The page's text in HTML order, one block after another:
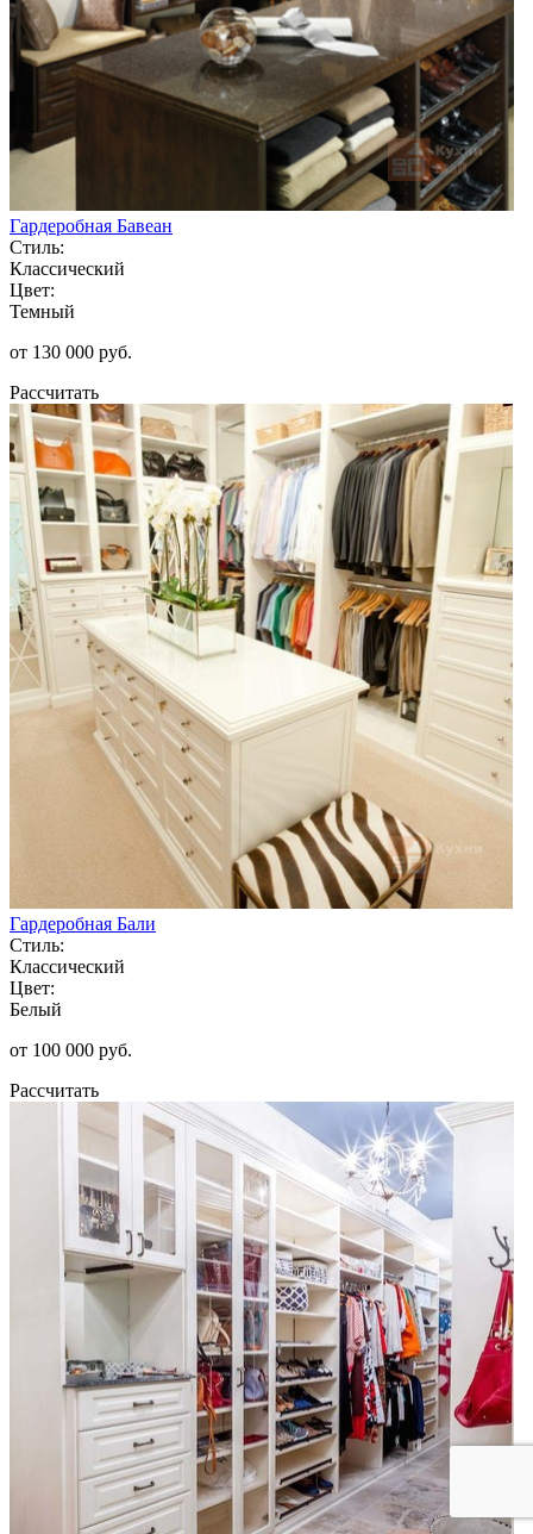
Гардеробная Бавеан
Стиль:
Классический
Цвет:
Темный
от 130 000 руб.
Рассчитать
Гардеробная Бали
Стиль:
Классический
Цвет:
Белый
от 100 000 руб.
Рассчитать